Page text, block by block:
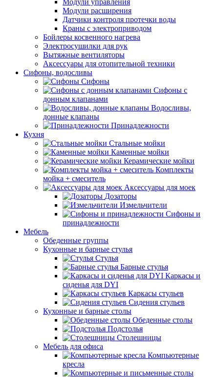
Модули управления
Модули расширения
Датчики контроля протечки воды
Краны с электроприводом
Бойлеры косвенного нагрева
Электросушилки для рук
Вытяжные вентиляторы
Аксессуары для отопительной техники
Сифоны, водосливы
Сифоны
Сифоны с
донным клапанами
Водосливы,
донные клапаны
Принадлежности
Кухня
Стальные мойки
Каменные мойки
Керамические мойки
Комплекты
мойка + смеситель
Аксессуары для моек
Дозаторы
Измельчители
Сифоны и
принадлежности
Мебель
Обеденные группы
Кухонные и барные стулья
Стулья
Барные стулья
Каркасы и
сиденья для DYI
Каркасы стульев
Сидения стульев
Кухонные и барные столы
Обеденные столы
Подстолья
Столешницы
Мебель для офиса
Компьютерные
кресла